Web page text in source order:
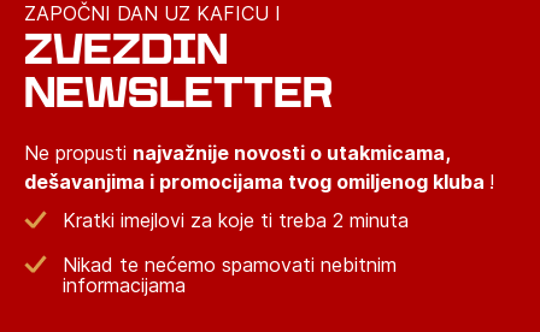
ZAPOČNI DAN UZ KAFICU I
ZVEZDIN
NEWSLETTER
Ne propusti najvažnije novosti o utakmicama,
dešavanjima i promocijama tvog omiljenog kluba !
Kratki imejlovi za koje ti treba 2 minuta
Nikad te nećemo spamovati nebitnim
informacijama